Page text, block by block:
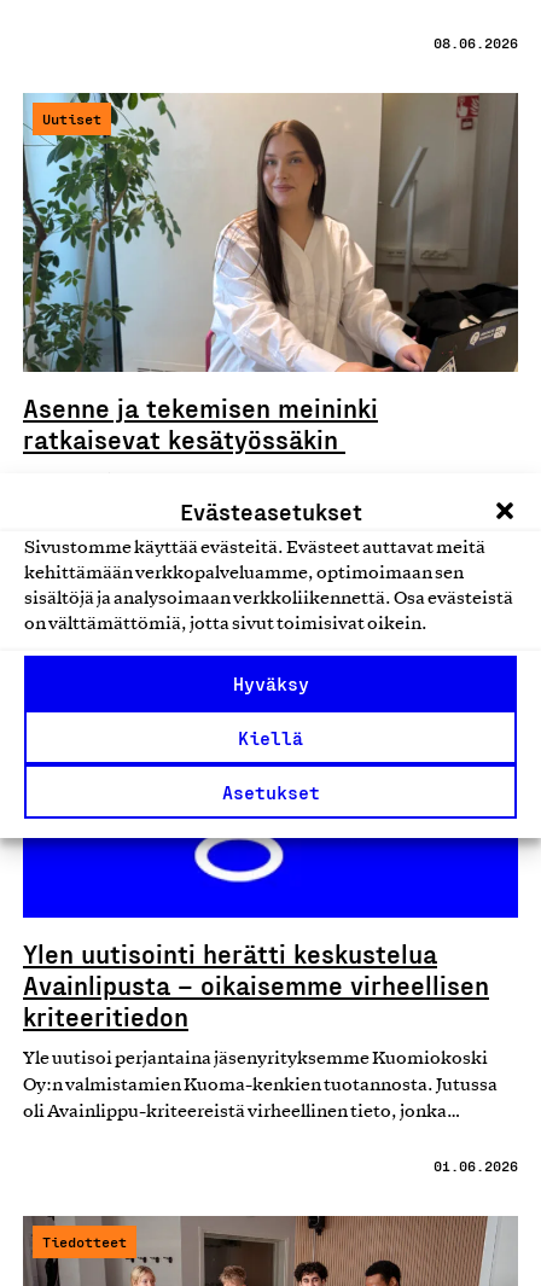
Evästeasetukset
Sivustomme käyttää evästeitä. Evästeet auttavat meitä
kehittämään verkkopalveluamme, optimoimaan sen
sisältöjä ja analysoimaan verkkoliikennettä. Osa evästeistä
on välttämättömiä, jotta sivut toimisivat oikein.
Hyväksy
Kiellä
Asetukset
08.06.2026
Uutiset
Asenne ja tekemisen meininki
ratkaisevat kesätyössäkin
vuorovaikutus ovat keskeisiä tekijöitä kesätyön
03.06.2026
Ylen uutisointi herätti keskustelua
Avainlipusta – oikaisemme virheellisen
kriteeritiedon
Yle uutisoi perjantaina jäsenyrityksemme Kuomiokoski
Oy:n valmistamien Kuoma-kenkien tuotannosta. Jutussa
oli Avainlippu-kriteereistä virheellinen tieto, jonka…
01.06.2026
Tiedotteet